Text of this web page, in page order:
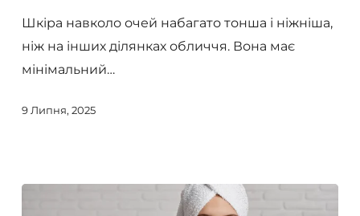
набряками
під
очима:
від
Шкіра навколо очей набагато тонша і ніжніша,
ніж на інших ділянках обличчя. Вона має
мінімальний…
9 Липня, 2025